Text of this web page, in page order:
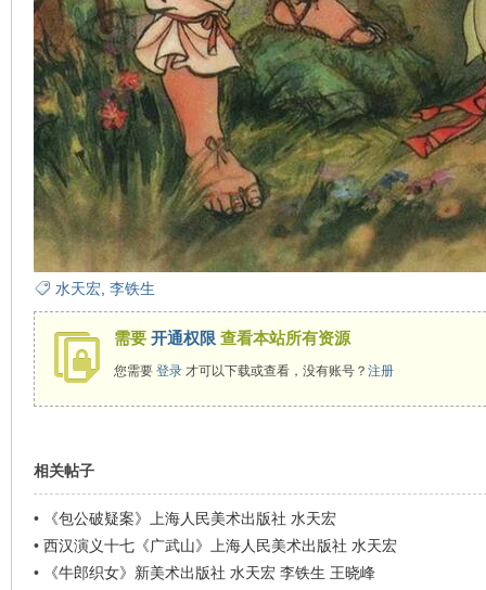
水天宏, 李铁生
需要 开通权限 查看本站所有资源
您需要 登录才可以下载或查看，没有账号？ 注册
相关帖子
•
《包公破疑案》上海人民美术出版社 水天宏
• 西汉演义十七《广武山》上海人民美术出版社 水天宏
•
《牛郎织女》新美术出版社 水天宏 李铁生 王晓峰